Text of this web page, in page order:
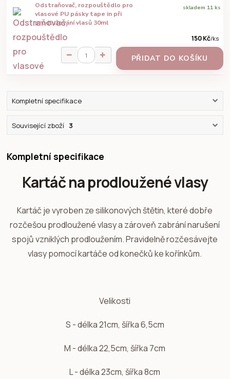
Odstraňovač, rozpouštědlo pro
vlasové PU pásky tape in při
prodlužování vlasů 30ml
150 Kč/ks
skladem 11 ks
PŘIDAT DO KOŠÍKU
Kompletní specifikace
Související zboží 3
Kompletní specifikace
Kartáč na prodloužené vlasy
Kartáč je vyroben ze silikonových štětin, které dobře
rozčešou prodloužené vlasy a zároveň zabrání narušení
spojů vzniklých prodloužením. Pravidelně rozčesávejte
vlasy pomocí kartáče od konečků ke kořínkům.
Velikosti
S - délka 21cm, šířka 6,5cm
M - délka 22,5cm, šířka 7cm
L - délka 23cm, šířka 8cm